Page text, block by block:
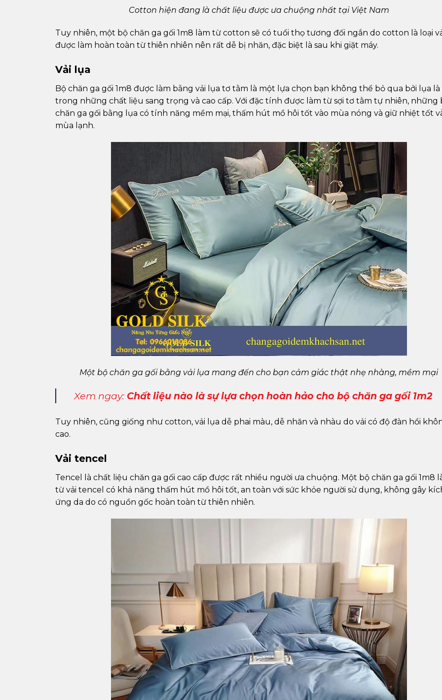
Cotton hiện đang là chất liệu được ưa chuộng nhất tại Việt Nam
Tuy nhiên, một bộ chăn ga gối 1m8 làm từ cotton sẽ có tuổi thọ tương đối ngắn do cotton là loại
được làm hoàn toàn từ thiên nhiên nên rất dễ bị nhăn, đặc biệt là sau khi giặt máy.
Vải lụa
Bộ chăn ga gối 1m8 được làm bằng vải lụa tơ tằm là một lựa chọn bạn không thể bỏ qua bởi lụa
trong những chất liệu sang trọng và cao cấp. Với đặc tính được làm từ sợi tơ tằm tự nhiên, những
chăn ga gối bằng lụa có tính năng mềm mại, thấm hút mồ hôi tốt vào mùa nóng và giữ nhiệt tốt
mùa lạnh.
Một bộ chăn ga gối bằng vải lụa mang đến cho bạn cảm giác thật nhẹ nhàng, mềm mại
Xem ngay: Chất liệu nào là sự lựa chọn hoàn hảo cho bộ chăn ga gối 1m2
Tuy nhiên, cũng giống như cotton, vải lụa dễ phai màu, dễ nhăn và nhàu do vải có độ đàn hồi
cao.
Vải tencel
Tencel là chất liệu chăn ga gối cao cấp được rất nhiều người ưa chuộng. Một bộ chăn ga gối 1m8
từ vải tencel có khả năng thấm hút mồ hôi tốt, an toàn với sức khỏe người sử dụng, không gây
ứng da do có nguồn gốc hoàn toàn từ thiên nhiên.